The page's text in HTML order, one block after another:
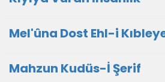
Mel'ûna Dost Ehl-i
Mahzun Kudüs-İ Şerif